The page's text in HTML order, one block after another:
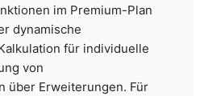
im Premium-Plan
dynamische
für individuelle
von
über Erweiterungen. Für